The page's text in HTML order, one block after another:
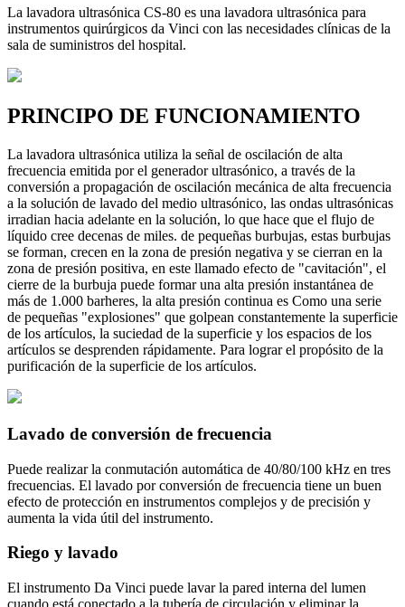
La lavadora ultrasónica CS-80 es una lavadora ultrasónica para
instrumentos quirúrgicos da Vinci con las necesidades clínicas de la
sala de suministros del hospital.
PRINCIPO DE FUNCIONAMIENTO
La lavadora ultrasónica utiliza la señal de oscilación de alta
frecuencia emitida por el generador ultrasónico, a través de la
conversión a propagación de oscilación mecánica de alta frecuencia
a la solución de lavado del medio ultrasónico, las ondas ultrasónicas
irradian hacia adelante en la solución, lo que hace que el flujo de
líquido cree decenas de miles. de pequeñas burbujas, estas burbujas
se forman, crecen en la zona de presión negativa y se cierran en la
zona de presión positiva, en este llamado efecto de "cavitación", el
cierre de la burbuja puede formar una alta presión instantánea de
más de 1.000 barheres, la alta presión continua es Como una serie
de pequeñas "explosiones" que golpean constantemente la superficie
de los artículos, la suciedad de la superficie y los espacios de los
artículos se desprenden rápidamente. Para lograr el propósito de la
purificación de la superficie de los artículos.
Lavado de conversión de frecuencia
Puede realizar la conmutación automática de 40/80/100 kHz en tres
frecuencias. El lavado por conversión de frecuencia tiene un buen
efecto de protección en instrumentos complejos y de precisión y
aumenta la vida útil del instrumento.
Riego y lavado
El instrumento Da Vinci puede lavar la pared interna del lumen
cuando está conectado a la tubería de circulación y eliminar la